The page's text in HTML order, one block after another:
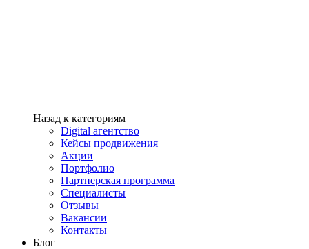
Назад к категориям
Digital агентство
Кейсы продвижения
Акции
Портфолио
Партнерская программа
Специалисты
Отзывы
Вакансии
Контакты
Блог